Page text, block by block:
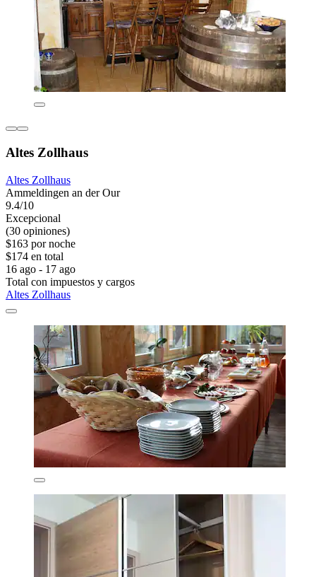
Altes Zollhaus
Altes Zollhaus
Ammeldingen an der Our
9.4/10
Excepcional
(30 opiniones)
$163 por noche
$174 en total
16 ago - 17 ago
Total con impuestos y cargos
Altes Zollhaus